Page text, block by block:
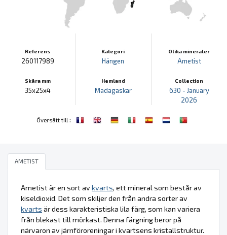
Referens
260117989
Skära mm
35x25x4
Kategori
Hängen
Hemland
Madagaskar
Olika mineraler
Ametist
Collection
630 - January
2026
Översätt till :
AMETIST
Ametist är en sort avkvarts, ett mineral som består av
kiseldioxid. Det som skiljer den från andra sorter av
kvarts är dess karakteristiska lila färg, som kan variera
från blekast till mörkast. Denna färgning beror på
närvaron av järnföroreningar i kvartsens kristallstruktur.